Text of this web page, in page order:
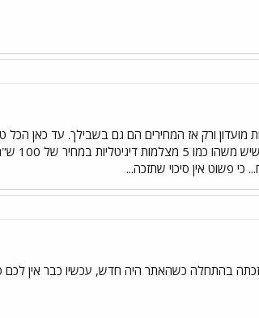
ורק אז המחירים הם גם בשבילך. עד כאן הכל
בהתחלה כשהאתר היה חדש, עכשיו כבר אין לכם